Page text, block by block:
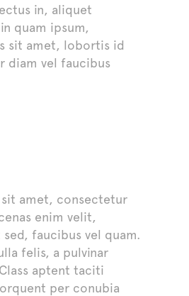
in, aliquet
quam ipsum,
sit amet, lobortis id
diam vel faucibus
amet, consectetur
enim velit,
faucibus vel quam.
felis, a pulvinar
aptent taciti
per conubia